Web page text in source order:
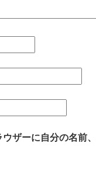
ザーに自分の名前